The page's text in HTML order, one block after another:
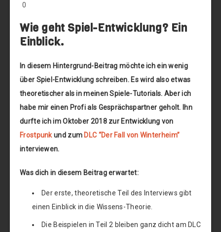
0
Wie geht Spiel-Entwicklung? Ein
Einblick.
In diesem Hintergrund-Beitrag möchte ich ein wenig
über Spiel-Entwicklung schreiben. Es wird also etwas
theoretischer als in meinen Spiele-Tutorials. Aber ich
habe mir einen Profi als Gesprächspartner geholt. Ihn
durfte ich im Oktober 2018 zur Entwicklung von
Frostpunkund zum DLC “Der Fall von Winterheim”
interviewen.
Was dich in diesem Beitrag erwartet:
Der erste, theoretische Teil des Interviews gibt
einen Einblick in die Wissens-Theorie.
Die Beispielen in Teil 2 bleiben ganz dicht am DLC